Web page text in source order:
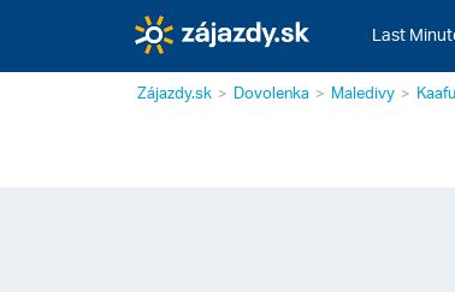
Last
Zájazdy.sk Dovolenka Maledivy